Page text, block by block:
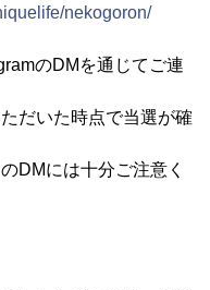
nekogoron/
のDMを通じてご連
だいた時点で当選が確
DMには十分ご注意く